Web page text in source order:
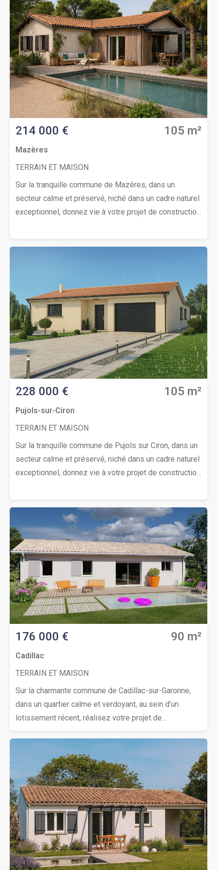
culturel, idéal pour votre résidence principale ou
secondaire dans un joli site. Opportunité à ne pas
manquer ! Contactez sans attendre Thierry LOUISON
au (Numéro supprimé) pour étudier votre projet de
construction.Prix : 176 000 € (Votre cuisine offerte)
214 000 € 105 m²
Mazères
TERRAIN ET MAISON
Sur la tranquille commune de Mazères, dans un
secteur calme et préservé, niché dans un cadre naturel
exceptionnel, donnez vie à votre projet de construction
présente une superficie de 545 m². L’environnement
est apaisant, adapté pour une résidence principale ou
secondaire. Occasion exceptionnelle à saisir !
Contactez vite Thierry LOUISON au (Numéro supprimé)
pour étudier votre projet de construction.Prix : 214 000
€ (Votre cuisine offerte)
228 000 € 105 m²
Pujols-sur-Ciron
TERRAIN ET MAISON
Sur la tranquille commune de Pujols sur Ciron, dans un
secteur calme et préservé, niché dans un cadre naturel
exceptionnel, donnez vie à votre projet de construction
avec cuisine ouverte équipée, une salle d’eau moderne
et un WC séparé. Le terrain parfaitement exposé
présente une superficie de 924 m². L’environnement
est apaisant, adapté pour une résidence principale ou
secondaire. Occasion exceptionnelle à saisir !
Contactez vite Thierry LOUISON au (Numéro supprimé)
pour étudier votre projet de construction.Prix : 228 000
€ (Votre cuisine offerte)
176 000 € 90 m²
Cadillac
TERRAIN ET MAISON
Sur la charmante commune de Cadillac-sur-Garonne,
dans un quartier calme et verdoyant, au sein d’un
lotissement récent, réalisez votre projet de
lumineux avec cuisine ouverte aménagée, une salle
d’eau raffinée et un WC séparé. Le terrain
harmonieusement exposé dispose d’une superficie de
490 m². Le cadre est reposant, adapté pour une
résidence principale ou secondaire. Opportunité
exceptionnelle ! Contactez vite Thierry LOUISON au
(Numéro supprimé) pour étudier votre projet de
construction.Prix : 176 000 € (Votre cuisine offerte)